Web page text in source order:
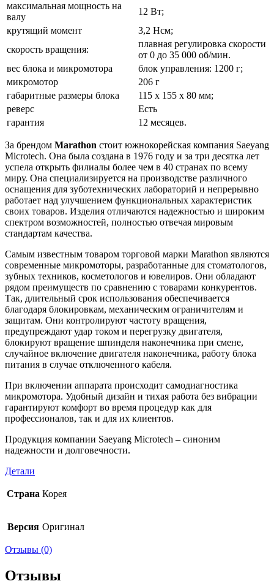
максимальная мощность на
валу
12 Вт;
крутящий момент
3,2 Нсм;
скорость вращения:
плавная регулировка скорости
от 0 до 35 000 об/мин.
вес блока и микромотора
блок управления: 1200 г;
микромотор
206 г
габаритные размеры блока
115 x 155 x 80 мм;
реверс
Есть
гарантия
12 месяцев.
За брендом Marathon стоит южнокорейская компания Saeyang
Microtech. Она была создана в 1976 году и за три десятка лет
успела открыть филиалы более чем в 40 странах по всему
миру. Она специализируется на производстве различного
оснащения для зуботехнических лабораторий и непрерывно
работает над улучшением функциональных характеристик
своих товаров. Изделия отличаются надежностью и широким
спектром возможностей, полностью отвечая мировым
стандартам качества.
Самым известным товаром торговой марки Marathon являются
современные микромоторы, разработанные для стоматологов,
зубных техников, косметологов и ювелиров. Они обладают
рядом преимуществ по сравнению с товарами конкурентов.
Так, длительный срок использования обеспечивается
благодаря блокировкам, механическим ограничителям и
защитам. Они контролируют частоту вращения,
предупреждают удар током и перегрузку двигателя,
блокируют вращение шпинделя наконечника при смене,
случайное включение двигателя наконечника, работу блока
питания в случае отключенного кабеля.
При включении аппарата происходит самодиагностика
микромотора. Удобный дизайн и тихая работа без вибрации
гарантируют комфорт во время процедур как для
профессионалов, так и для их клиентов.
Продукция компании Saeyang Microtech – синоним
надежности и долговечности.
Детали
Страна Корея
Версия Оригинал
Отзывы (0)
Отзывы